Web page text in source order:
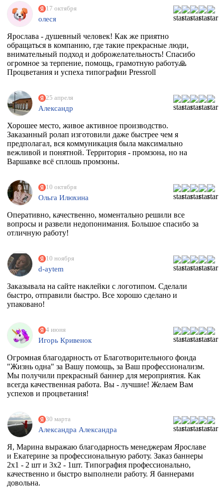
17 октября
олеся
Ярослава - душевный человек! Как же приятно
обращаться в компанию, где такие прекрасные люди,
внимательный подход и доброжелательность! Спасибо
огромное за терпение, помощь, грамотную работу🙏
Процветания и успеха типографии Pressroll
25 апреля
Александр
Хорошее место, живое активное производство.
Заказанный ролап изготовили даже быстрее чем я
предполагал, вся коммуникация была максимально
вежливой и понятной. Территория - промзона, но на
Варшавке всё сплошь промзоны.
10 октября
Ольга Илюхина
Оперативно, качественно, моментально решили все
вопросы и развели недопонимания. Большое спасибо за
отличную работу!
10 ноября
d-aytem
Заказывала на сайте наклейки с логотипом. Сделали
быстро, отправили быстро. Все хорошо сделано и
упаковано!
4 июня
Игорь Кривенок
Огромная благодарность от Благотворительного фонда
"Жизнь одна" за Вашу помощь, за Ваш профессионализм.
Мы получили прекрасный баннер для мероприятия. Как
всегда качественная работа. Вы - лучшие! Желаем Вам
успехов и процветания!
30 марта
Александра Александра
Я, Марина выражаю благодарность менеджерам Ярославе
и Екатерине за профессиональную работу. Заказ баннеры
2х1 - 2 шт и 3х2 - 1шт. Типография профессионально,
качественно и быстро выполнели работу. Я баннерами
довольна.